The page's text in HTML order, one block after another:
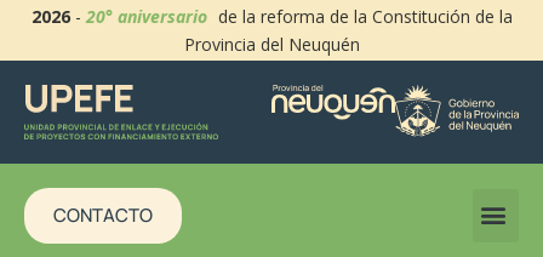
2026-20° aniversario de la reforma de la Constitución de la
Provincia del Neuquén
CONTACTO